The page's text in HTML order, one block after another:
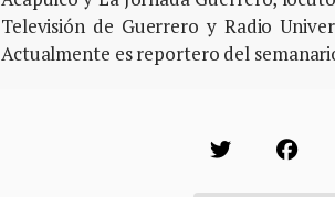
Televisión de Guerrero y Radio
Actualmente es reportero del